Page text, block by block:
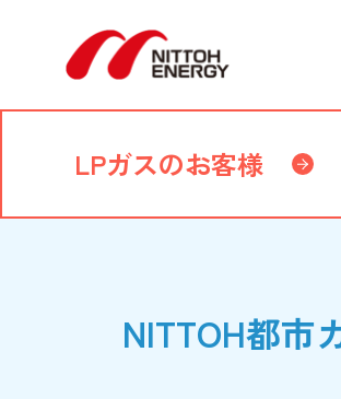
LPガスのお客様
NITTOH都市